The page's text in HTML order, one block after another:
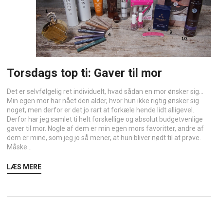
Torsdags top ti: Gaver til mor
Det er selvfølgelig ret individuelt, hvad sådan en mor ønsker sig…
Min egen mor har nået den alder, hvor hun ikke rigtig ønsker sig
noget, men derfor er det jo rart at forkæle hende lidt alligevel.
Derfor har jeg samlet ti helt forskellige og absolut budgetvenlige
gaver til mor. Nogle af dem er min egen mors favoritter, andre af
dem er mine, som jeg jo så mener, at hun bliver nødt til at prøve.
Måske...
LÆS MERE